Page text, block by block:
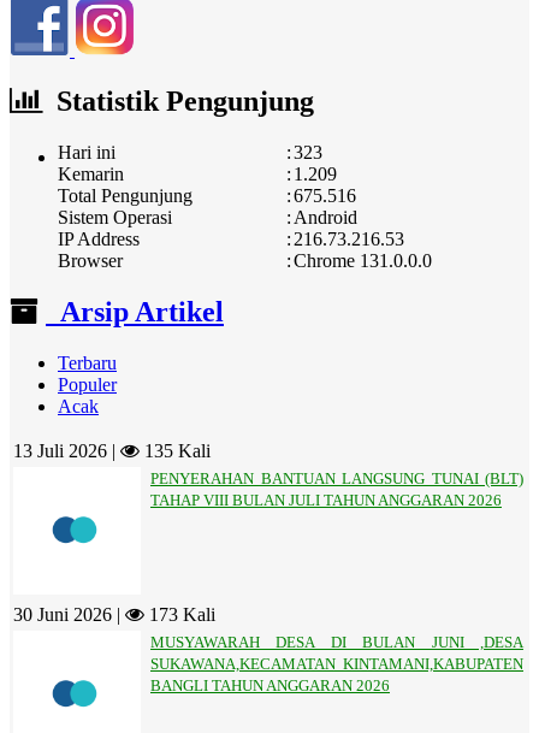
Statistik Pengunjung
Hari ini :323
Kemarin
: 1.209
Total Pengunjung
:675.516
Sistem Operasi
: Android
IP Address
: 216.73.216.53
Browser
:Chrome 131.0.0.0
Arsip Artikel
Terbaru
Populer
Acak
13 Juli 2026 | 135 Kali
PENYERAHAN BANTUAN LANGSUNG TUNAI (BLT)
TAHAP VIII BULAN JULI TAHUN ANGGARAN 2026
30 Juni 2026 | 173 Kali
MUSYAWARAH DESA DI BULAN JUNI ,DESA
SUKAWANA,KECAMATAN KINTAMANI,KABUPATEN
BANGLI TAHUN ANGGARAN 2026